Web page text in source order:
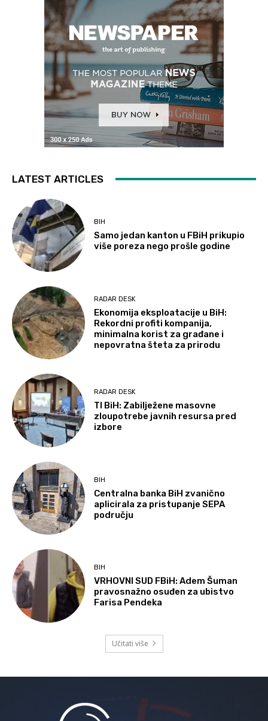
LATEST ARTICLES
BIH
Samo jedan kanton u FBiH prikupio
više poreza nego prošle godine
RADAR DESK
Ekonomija eksploatacije u BiH:
Rekordni profiti kompanija,
minimalna korist za građane i
nepovratna šteta za prirodu
RADAR DESK
TI BiH: Zabilježene masovne
zloupotrebe javnih resursa pred
izbore
BIH
Centralna banka BiH zvanično
aplicirala za pristupanje SEPA
području
BIH
VRHOVNI SUD FBiH: Adem Šuman
pravosnažno osuđen za ubistvo
Farisa Pendeka
Učitati više